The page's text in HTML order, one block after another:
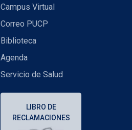
Campus Virtual
Correo PUCP
Biblioteca
Agenda
Servicio de Salud
LIBRO DE
RECLAMACIONES